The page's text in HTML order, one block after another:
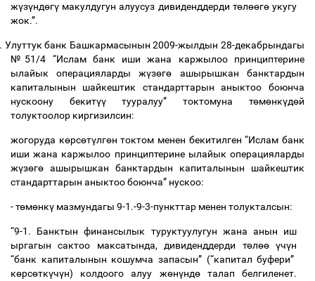
жүзүндөгү макулдугун алуусуз дивиденддерди төлөөгө укугу
жок.”.
Улуттук банк Башкармасынын 2009-жылдын 28-декабрындагы
№ 51/4 “Ислам банк иши жана каржылоо
принциптерине
ылайык
операцияларды жүзөгө ашырышкан
банктардын
капиталынын
шайкештик стандарттарын аныктоо
боюнча
нускоону
бекитүү тууралуу”токтомуна төмөнкүдөй
толуктоолор киргизилсин:
жогоруда көрсөтүлгөн токтом менен бекитилген “Ислам банк
иши жана каржылоо принциптерине ылайык операцияларды
жүзөгө ашырышкан банктардын капиталынын
шайкештик
стандарттарын аныктообоюнча” нускоо:
-төмөнкү мазмундагы 9-1.-9-3-пункттар менен толукталсын:
“9-1. Банктын финансылык туруктуулугун жана анын
иш
ыргагын
сактоо максатында, дивиденддерди төлөө үчүн
“банк капиталынын кошумча запасын” (“капитал буфери”
көрсөткүчүн) колдоого алуу жөнүндө талап белгиленет.